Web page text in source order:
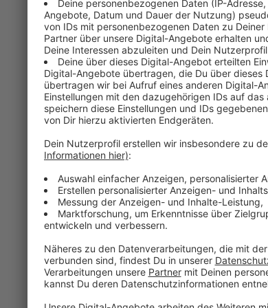
Und einen Lerneffekt
werden. In Lette sind
Frühjahrsputz hat
Aktion ist sehr groß.
Uhr 30 am
Heute ziehen auch viele
trifft sich mit seinen
Teams sind schon voller
Durch Corona konnte die
In Coesfeld zieht der
heute Nachmittag los.
aufgeteilt. Sternenförmig